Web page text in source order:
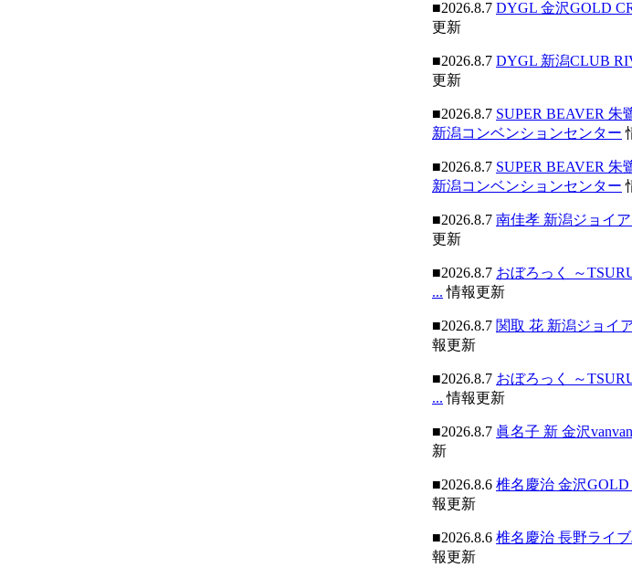
■2026.8.7 DYGL 金沢GOLD
更新
■2026.8.7 DYGL 新潟CLUB
更新
■2026.8.7 SUPER BEAVER 朱
新潟コンベンションセンター
■2026.8.7 SUPER BEAVER 朱
新潟コンベンションセンター
■2026.8.7 南佳孝 新潟ジョイ
更新
■2026.8.7 おぼろっく ～
... 情報更新
■2026.8.7 関取 花 新潟ジョイ
報更新
■2026.8.7 おぼろっく ～
... 情報更新
■2026.8.7 眞名子 新 金沢
新
■2026.8.6 椎名慶治 金沢GOLD
報更新
■2026.8.6 椎名慶治 長野ライ
報更新